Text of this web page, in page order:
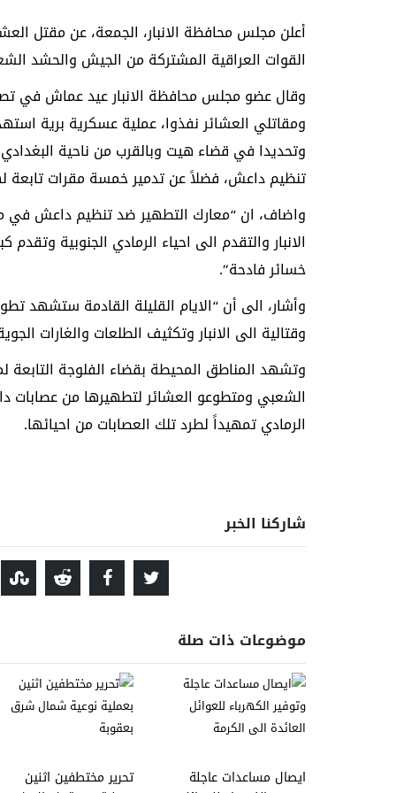
أعلن مجلس محافظة الانبار، الجمعة، عن مقتل
القوات العراقية المشتركة من الجيش والحشد
وقال عضو مجلس محافظة الانبار عيد عماش في
ومقاتلي العشائر نفذوا، عملية عسكرية برية
وتحديدا في قضاء هيت وبالقرب من ناحية
تنظيم داعش، فضلاً عن تدمير خمسة مقرات تابعة
واضاف، ان “معارك التطهير ضد تنظيم داعش في
الانبار والتقدم الى احياء الرمادي الجنوبية
خسائر فادحة”.
وأشار، الى أن “الايام القليلة القادمة ستشهد
وقتالية الى الانبار وتكثيف الطلعات والغارات
وتشهد المناطق المحيطة بقضاء الفلوجة التابعة
الشعبي ومتطوعو العشائر لتطهيرها من
الرمادي تمهيداً لطرد تلك العصابات من احيائها.
شاركنا الخبر
موضوعات ذات صلة
ايصال مساعدات عاجلة
تحرير مختطفين اثنين